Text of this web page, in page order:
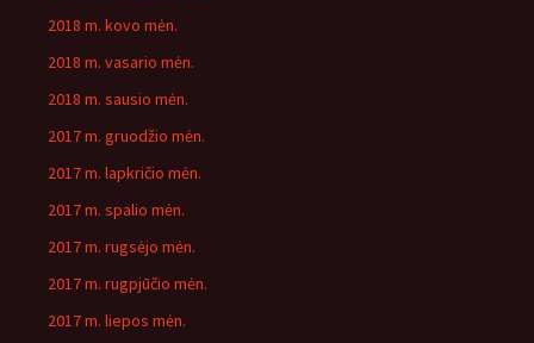
2018 m. kovo mėn.
2018 m. vasario mėn.
2018 m. sausio mėn.
2017 m. gruodžio mėn.
2017 m. lapkričio mėn.
2017 m. spalio mėn.
2017 m. rugsėjo mėn.
2017 m. rugpjūčio mėn.
2017 m. liepos mėn.